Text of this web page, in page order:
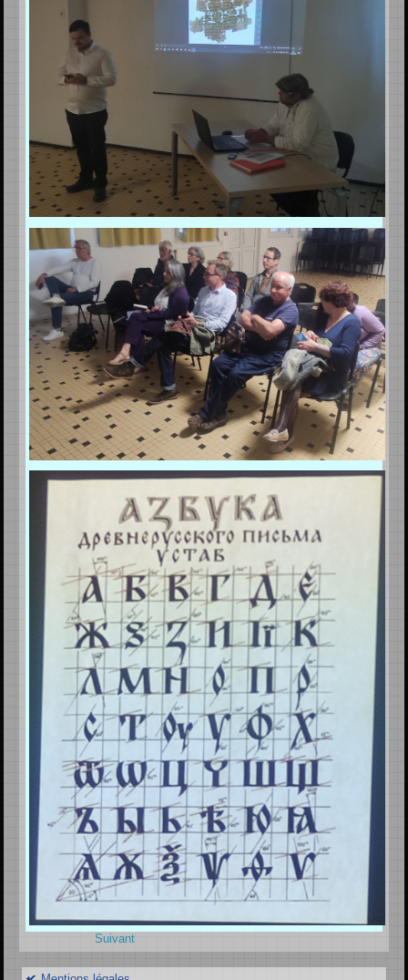
Suivant